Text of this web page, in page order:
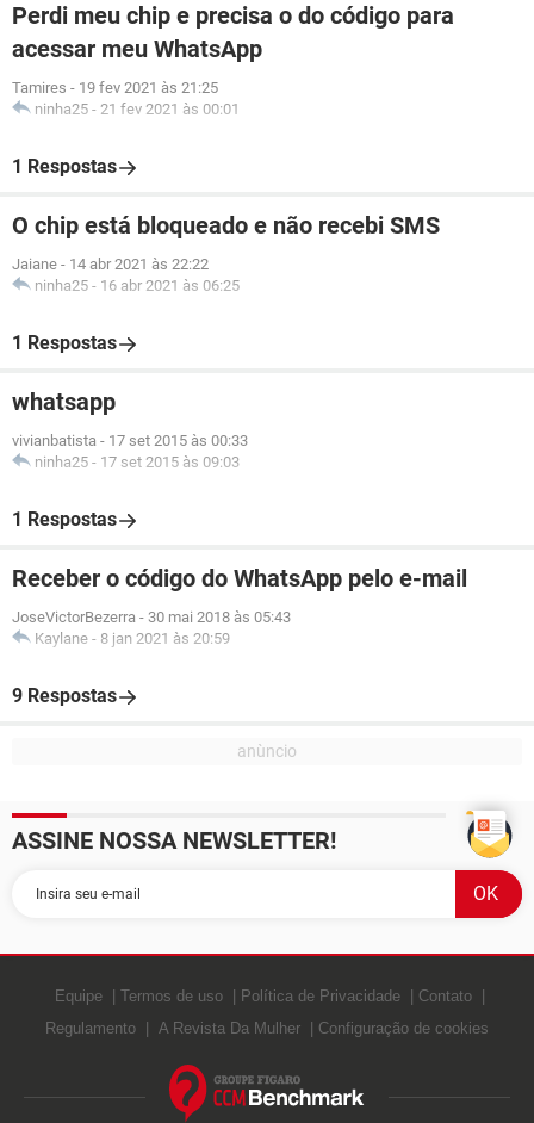
Perdi meu chip e precisa o do código para
acessar meu WhatsApp
Tamires - 19 fev 2021 às 21:25
ninha25 - 21 fev 2021 às 00:01
1 Respostas
O chip está bloqueado e não recebi SMS
Jaiane - 14 abr 2021 às 22:22
ninha25 - 16 abr 2021 às 06:25
1 Respostas
whatsapp
vivianbatista - 17 set 2015 às 00:33
ninha25 - 17 set 2015 às 09:03
1 Respostas
Receber o código do WhatsApp pelo e-mail
JoseVictorBezerra - 30 mai 2018 às 05:43
Kaylane - 8 jan 2021 às 20:59
9 Respostas
ASSINE NOSSA NEWSLETTER!
Equipe Termos de uso Política de Privacidade
Contato
Regulamento
A Revista Da Mulher Configuração de cookies